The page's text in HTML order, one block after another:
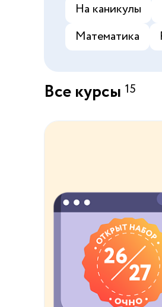
На каникулы
Математика
Все курсы 15